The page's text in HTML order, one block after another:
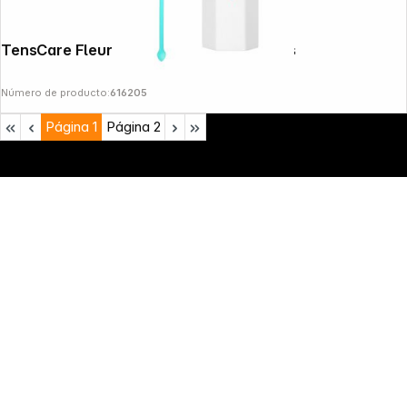
TensCare Fleur Pelvic Floor Toning Balls
Número de producto:616205
Página 1 Página 2